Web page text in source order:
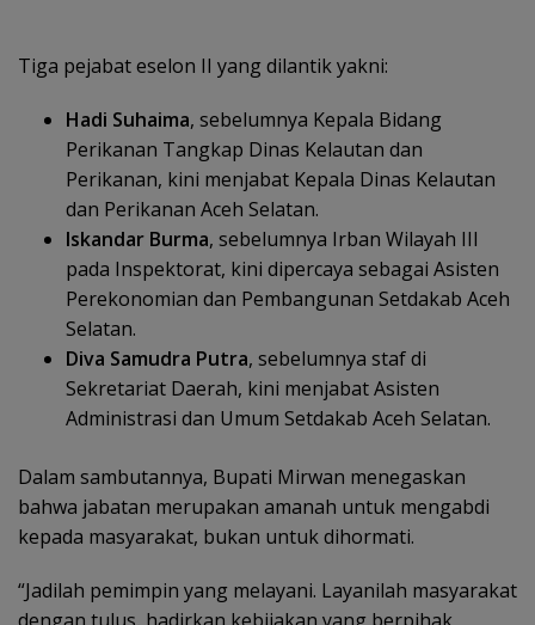
Tiga pejabat eselon II yang dilantik yakni:
Hadi Suhaima, sebelumnya Kepala Bidang
Perikanan Tangkap Dinas Kelautan dan
Perikanan, kini menjabat Kepala Dinas Kelautan
dan Perikanan Aceh Selatan.
Iskandar Burma, sebelumnya Irban Wilayah III
pada Inspektorat, kini dipercaya sebagai Asisten
Perekonomian dan Pembangunan Setdakab Aceh
Selatan.
Diva Samudra Putra, sebelumnya staf di
Sekretariat Daerah, kini menjabat Asisten
Administrasi dan Umum Setdakab Aceh Selatan.
Dalam sambutannya, Bupati Mirwan menegaskan
bahwa jabatan merupakan amanah untuk mengabdi
kepada masyarakat, bukan untuk dihormati.
“Jadilah pemimpin yang melayani. Layanilah masyarakat